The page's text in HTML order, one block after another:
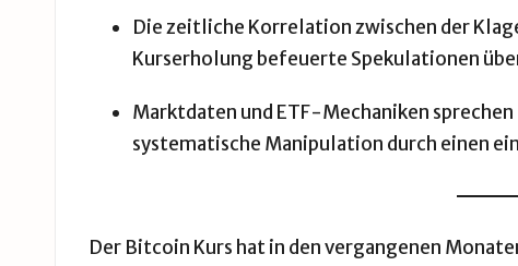
Die zeitliche Korrelation zwischen der
Kurserholung befeuerte Spekulationen
Marktdaten und ETF-Mechaniken
systematische Manipulation durch einen
Der Bitcoin Kurs hat in den vergangenen